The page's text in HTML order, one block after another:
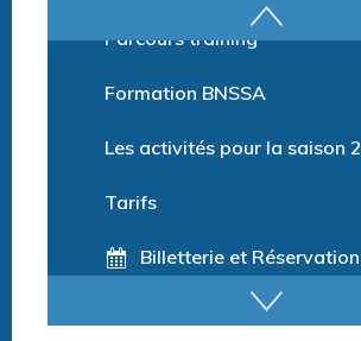
Billetterie et Réservation